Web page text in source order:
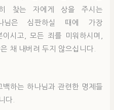
찾는 자에게 상을 주시는
님은 심판하실 때에 가장
시고, 모든 죄를 미워하시며,
채 내버려 두지 않으십니다.
하는 하나님과 관련한 명제들
다.